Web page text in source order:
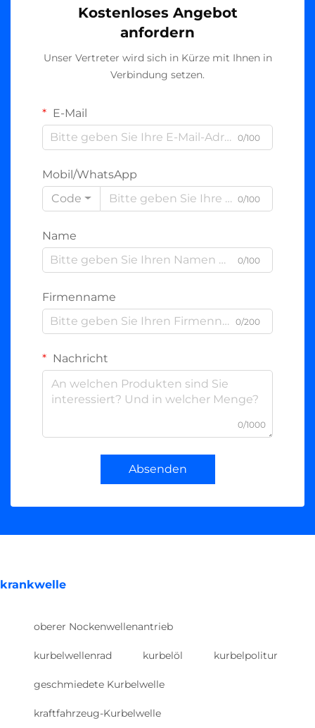
Kostenloses Angebot
anfordern
Unser Vertreter wird sich in Kürze mit Ihnen in
Verbindung setzen.
E-Mail
0/100
Mobil/WhatsApp
Code
0/100
Name
0/100
Firmenname
0/200
Nachricht
0/1000
Absenden
krankwelle
oberer Nockenwellenantrieb
kurbelwellenrad kurbelöl kurbelpolitur
geschmiedete Kurbelwelle
kraftfahrzeug-Kurbelwelle